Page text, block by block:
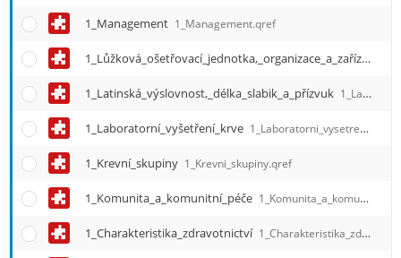
1_Management 1_Management.qref
1_Lůžková_ošetřovací_jednotka,_organizace_a_zařízení
1_Latinská_výslovnost,_délka_slabik_a_přízvuk 1_Latinska_vyslovnost__delka_slabik_a_prizvuk.qref
1_Laboratorní_vyšetření_krve 1_Laboratorni_vysetreni_krve.qref
1_Krevní_skupiny 1_Krevni_skupiny.qref
1_Komunita_a_komunitní_péče 1_Komunita_a_komunitni_pece.qref
1_Charakteristika_zdravotnictví 1_Charakteristika_zdravotnictvi.qref